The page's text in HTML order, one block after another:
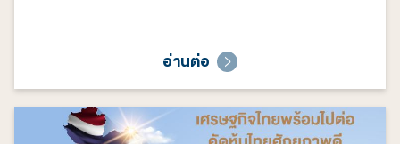
อ่านต่อ